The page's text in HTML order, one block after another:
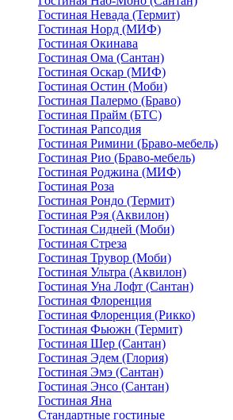
Гостиная Невада (Термит)
Гостиная Норд (МИФ)
Гостиная Окинава
Гостиная Ома (Сантан)
Гостиная Оскар (МИФ)
Гостиная Остин (Моби)
Гостиная Палермо (Браво)
Гостиная Прайм (БТС)
Гостиная Рапсодия
Гостиная Римини (Браво-мебель)
Гостиная Рио (Браво-мебель)
Гостиная Роджина (МИФ)
Гостиная Роза
Гостиная Рондо (Термит)
Гостиная Рэя (Аквилон)
Гостиная Сидней (Моби)
Гостиная Стреза
Гостиная Трувор (Моби)
Гостиная Ультра (Аквилон)
Гостиная Уна Лофт (Сантан)
Гостиная Флоренция
Гостиная Флоренция (Рикко)
Гостиная Фьюжн (Термит)
Гостиная Шер (Сантан)
Гостиная Эдем (Глория)
Гостиная Эмэ (Сантан)
Гостиная Энсо (Сантан)
Гостиная Яна
Стандартные гостиные